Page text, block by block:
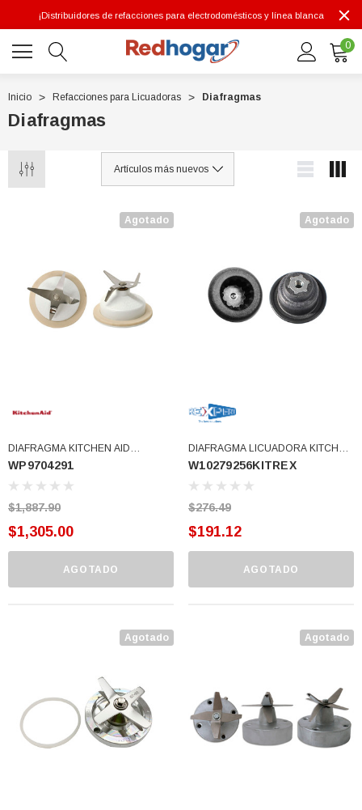
¡Distribuidores de refacciones para electrodomésticos y línea blanca
0
Inicio Refacciones para Licuadoras Diafragmas
Diafragmas
Agotado
DIAFRAGMA KITCHEN AID
9704203, 9704267, 9706716
WP9704291 (WP9704291)
WP9704291
$1,887.90
$1,305.00
AGOTADO
Agotado
DIAFRAGMA LICUADORA KITCHEN
AID CON COPLE HEMBRA
W10279256 WPW10514321
(W10279256KITREX)
W10279256KITREX
$276.49
$191.12
AGOTADO
Agotado Agotado
7614